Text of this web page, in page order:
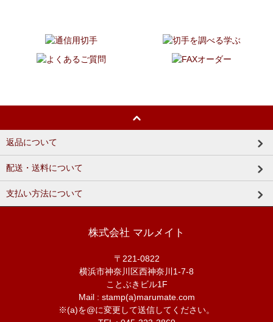
返品について
配送・送料について
支払い方法について
株式会社 マルメイト
〒221-0822
横浜市神奈川区西神奈川1-7-8
ことぶきビル1F
Mail : stamp(a)marumate.com
※(a)を@に変更して送信してください。